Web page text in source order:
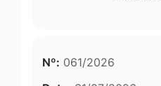
Nº: 061/2026